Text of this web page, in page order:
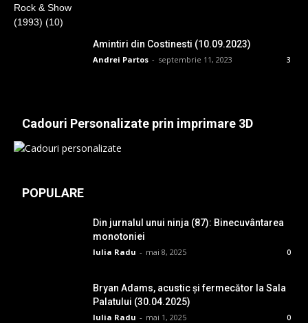
Amintiri din Costinesti (10.09.2023)
Andrei Partos - septembrie 11, 2023 3
Cadouri Personalizate prin imprimare 3D
POPULARE
Din jurnalul unui ninja (87): Binecuvântarea
monotoniei
Iulia Radu - mai 8, 2025 0
Bryan Adams, acustic și fermecător la Sala
Palatului (30.04.2025)
Iulia Radu - mai 1, 2025 0